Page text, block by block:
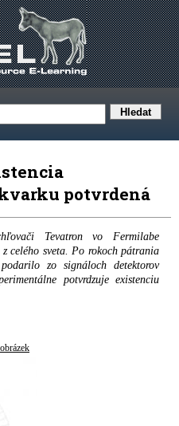
potvrdená
Tevatron vo Fermilabe
celého sveta. Po rokoch pátrania
zo signáloch detektorov
potvrdzuje existenciu